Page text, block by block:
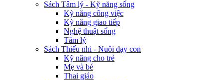
Sách Tâm lý - Kỹ năng sống
Kỹ năng công việc
Kỹ năng giao tiếp
Nghệ thuật sống
Tâm lý
Sách Thiếu nhi - Nuôi dạy con
Kỹ năng cho trẻ
Mẹ và bé
Thai giáo